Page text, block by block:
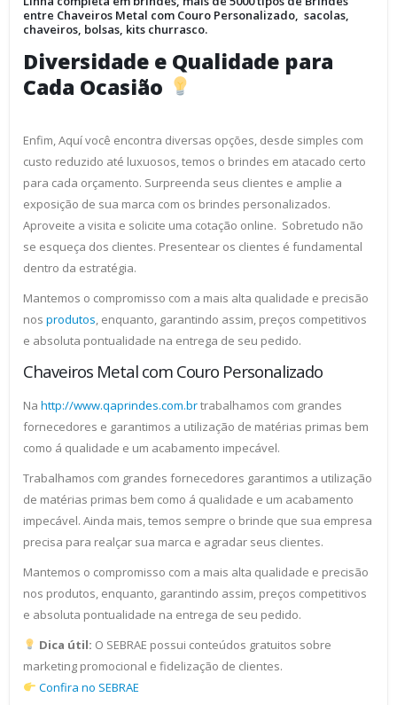
entre Chaveiros Metal com Couro Personalizado, sacolas,
chaveiros, bolsas, kits churrasco.
Diversidade e Qualidade para
Cada Ocasião
Enfim, Aquí você encontra diversas opções, desde simples com
custo reduzido até luxuosos, temos o brindes em atacado certo
para cada orçamento. Surpreenda seus clientes e amplie a
exposição de sua marca com os brindes personalizados.
Aproveite a visita e solicite uma cotação online. Sobretudo não
se esqueça dos clientes. Presentear os clientes é fundamental
dentro da estratégia.
Mantemos o compromisso com a mais alta qualidade e precisão
nos produtos, enquanto, garantindo assim, preços competitivos
e absoluta pontualidade na entrega de seu pedido.
Chaveiros Metal com Couro Personalizado
Na http://www.qaprindes.com.brtrabalhamos com grandes
fornecedores e garantimos a utilização de matérias primas bem
como á qualidade e um acabamento impecável.
Trabalhamos com grandes fornecedores garantimos a utilização
de matérias primas bem como á qualidade e um acabamento
impecável. Ainda mais, temos sempre o brinde que sua empresa
precisa para realçar sua marca e agradar seus clientes.
Mantemos o compromisso com a mais alta qualidade e precisão
nos produtos, enquanto, garantindo assim, preços competitivos
e absoluta pontualidade na entrega de seu pedido.
Dica útil: O SEBRAE possui conteúdos gratuitos sobre
marketing promocional e fidelização de clientes.
Confira no SEBRAE